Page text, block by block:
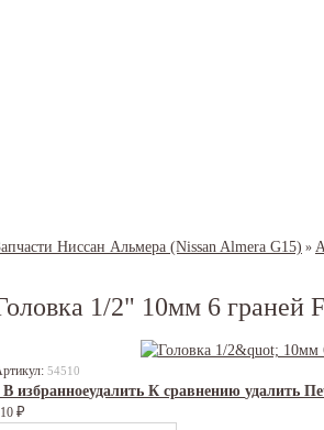
Ниссан Альмера (Nissan Almera G15) »
1/2" 10мм 6 граней
54510
В избранноеудалить К сравнению удалить
₽